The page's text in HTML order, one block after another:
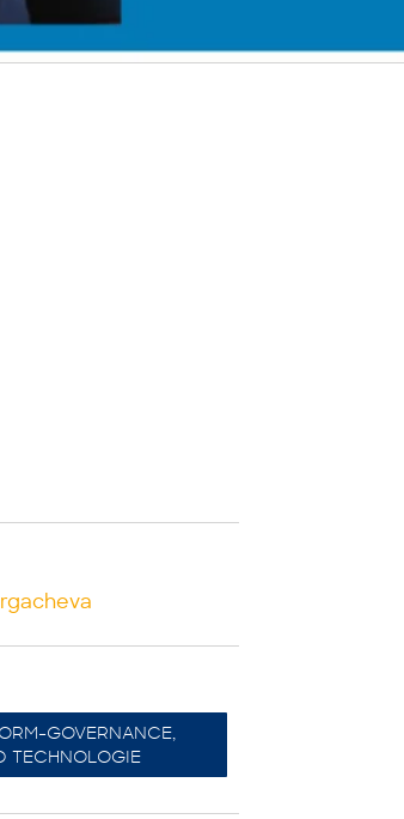
GOVERNANCE,
TECHNOLOGIE